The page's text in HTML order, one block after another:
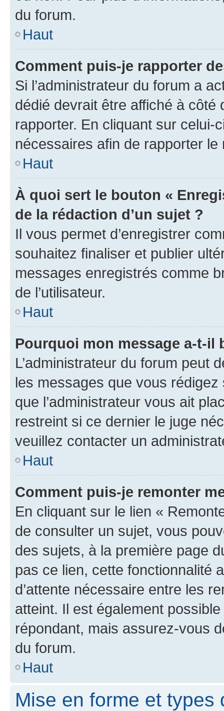
du forum.
Haut
Comment puis-je rapporter
Si l’administrateur du forum a
dédié devrait être affiché à
rapporter. En cliquant sur
nécessaires afin de rapporter le
Haut
À quoi sert le bouton «
de la rédaction d’un sujet ?
Il vous permet d’enregistrer
souhaitez finaliser et publier
messages enregistrés comme
de l’utilisateur.
Haut
Pourquoi mon message a-t-il
L’administrateur du forum peut
les messages que vous
que l’administrateur vous ait
restreint si ce dernier le juge
veuillez contacter un
Haut
Comment puis-je remonter
En cliquant sur le lien «
de consulter un sujet, vous
des sujets, à la première page
pas ce lien, cette fonctionnalité
d’attente nécessaire entre les
atteint. Il est également
répondant, mais assurez-vous
du forum.
Haut
Mise en forme et types